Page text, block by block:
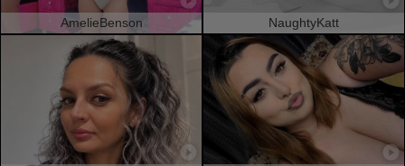
AmelieBenson NaughtyKatt